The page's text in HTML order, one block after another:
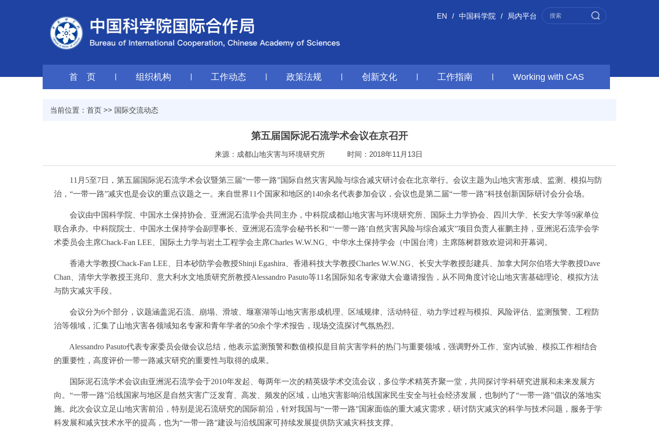
局内平台
/
中国科学院
/
EN
首 页 | 组织机构 | 工作动态 | 政策法规 | 创新文化 | 工作指南 | Working with CAS
当前位置： 首页 >> 国际交流动态
第五届国际泥石流学术会议在京召开
来源：成都山地灾害与环境研究所 时间：2018年11月13日
11月5至7日，第五届国际泥石流学术会议暨第三届“一带一路”国际自然灾害风险与综合减灾研讨会在北京举行。会议主题为山地灾害形成、监测、模拟与防
治，“一带一路”减灾也是会议的重点议题之一。来自世界11个国家和地区的140余名代表参加会议，会议也是第二届“一带一路”科技创新国际研讨会分会场。
会议由中国科学院、中国水土保持协会、亚洲泥石流学会共同主办，中科院成都山地灾害与环境研究所、国际土力学协会、四川大学、长安大学等9家单位
联合承办。中科院院士、中国水土保持学会副理事长、亚洲泥石流学会秘书长和“‘一带一路’自然灾害风险与综合减灾”项目负责人崔鹏主持，亚洲泥石流学会学
术委员会主席Chack-Fan LEE、国际土力学与岩土工程学会主席Charles W.W.NG、中华水土保持学会（中国台湾）主席陈树群致欢迎词和开幕词。
香港大学教授Chack-Fan LEE、日本砂防学会教授Shinji Egashira、香港科技大学教授Charles W.W.NG、长安大学教授彭建兵、加拿大阿尔伯塔大学教授Dave
Chan、清华大学教授王兆印、意大利水文地质研究所教授Alessandro Pasuto等11名国际知名专家做大会邀请报告，从不同角度讨论山地灾害基础理论、模拟方法
与防灾减灾手段。
会议分为6个部分，议题涵盖泥石流、崩塌、滑坡、堰塞湖等山地灾害形成机理、区域规律、活动特征、动力学过程与模拟、风险评估、监测预警、工程防
治等领域，汇集了山地灾害各领域知名专家和青年学者的50余个学术报告，现场交流探讨气氛热烈。
Alessandro Pasuto代表专家委员会做会议总结，他表示监测预警和数值模拟是目前灾害学科的热门与重要领域，强调野外工作、室内试验、模拟工作相结合
的重要性，高度评价一带一路减灾研究的重要性与取得的成果。
国际泥石流学术会议由亚洲泥石流学会于2010年发起、每两年一次的精英级学术交流会议，多位学术精英齐聚一堂，共同探讨学科研究进展和未来发展方
向。“一带一路”沿线国家与地区是自然灾害广泛发育、高发、频发的区域，山地灾害影响沿线国家民生安全与社会经济发展，也制约了“一带一路”倡议的落地实
施。此次会议立足山地灾害前沿，特别是泥石流研究的国际前沿，针对我国与“一带一路”国家面临的重大减灾需求，研讨防灾减灾的科学与技术问题，服务于学
科发展和减灾技术水平的提高，也为“一带一路”建设与沿线国家可持续发展提供防灾减灾科技支撑。